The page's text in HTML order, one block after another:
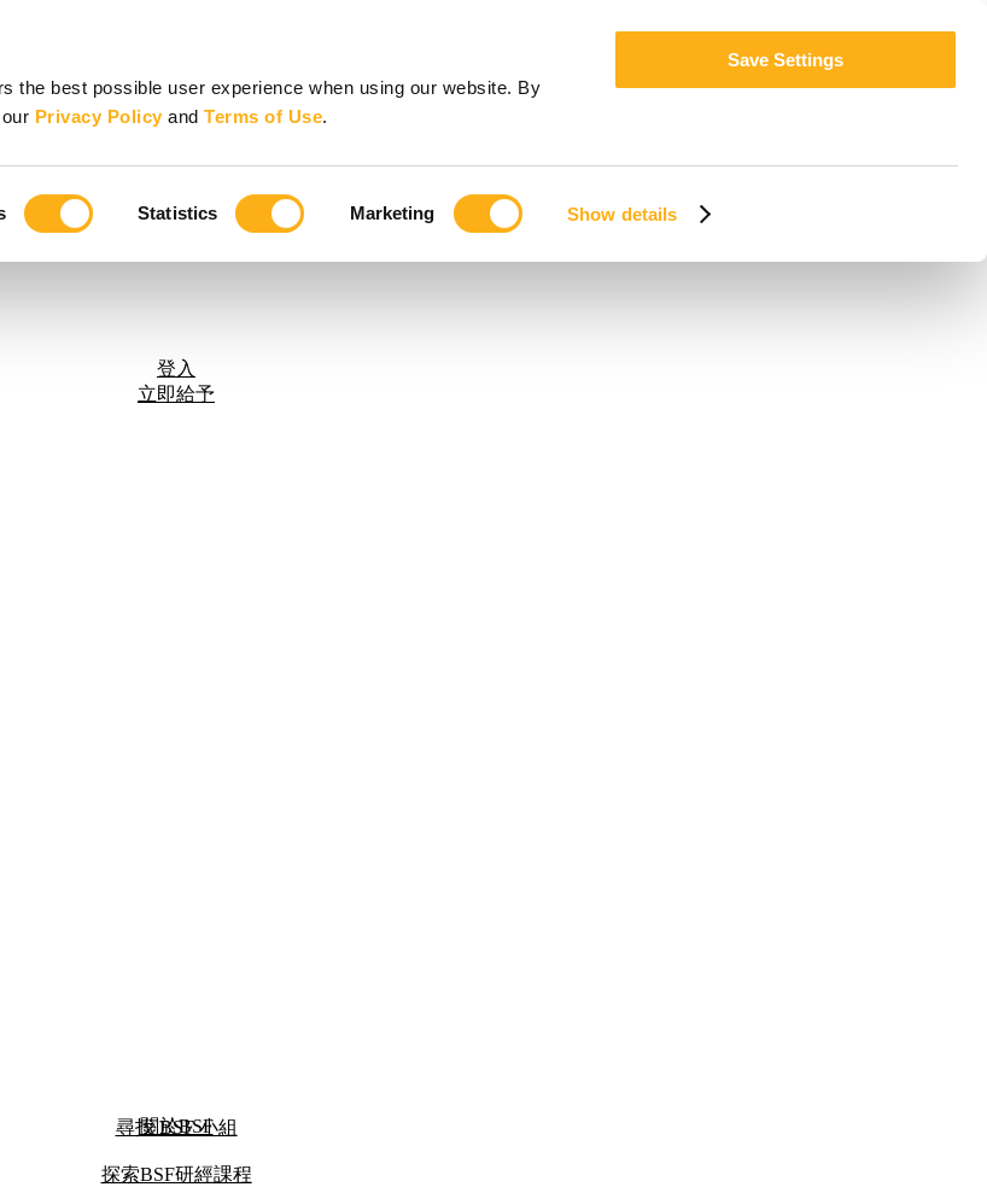
the best possible user experience when using our website. By
Privacy PolicyandTerms of Use.
Statistics Marketing Show details
Save Settings
登入
立即給予
關於BSF
探索BSF研經課程
尋找 BSF 小組